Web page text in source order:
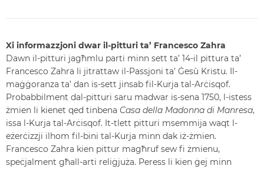
Xi informazzjoni dwar il-pitturi ta’ Francesco Zahra
Dawn il-pitturi jagħmlu parti minn sett ta’ 14-il pittura ta’
Francesco Zahra li jitrattaw il-Passjoni ta’ Ġesù Kristu. Il-
maġġoranza ta’ dan is-sett jinsab fil-Kurja tal-Arċisqof.
Probabbilment dal-pitturi saru madwar is-sena 1750, l-istess
żmien li kienet qed tinbena Casa della Madonna di Manresa,
issa l-Kurja tal-Arċisqof. It-tlett pitturi msemmija waqt l-
eżerċizzji ilhom fil-bini tal-Kurja minn dak iż-żmien.
Francesco Zahra kien pittur magħruf sew fi żmienu,
speċjalment għall-arti reliġjuża. Peress li kien ġej minn